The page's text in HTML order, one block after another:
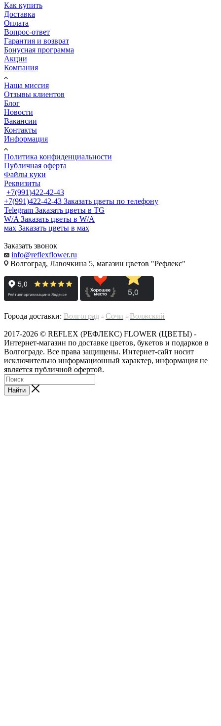
Как купить
Доставка
Оплата
Вопрос-ответ
Гарантия и возврат
Бонусная программа
Акции
Компания
Наша миссия
Отзывы клиентов
Блог
Новости
Вакансии
Контакты
Информация
Политика конфиденциальности
Публичная оферта
Файлы куки
Реквизиты
+7(991)422-42-43
+7(991)422-42-43 Заказать цветы по телефону
Telegram Заказать цветы в TG
W/A Заказать цветы в W/A
мах Заказать цветы в мах
Заказать звонок
info@reflexflower.ru
Волгоград, Лавочкина 5, магазин цветов "Рефлекс"
Города доставки: Волгоград - Сочи - Волжский
2017-2026 © REFLEX (РЕФЛЕКС) FLOWER (ЦВЕТЫ) -
Интернет-магазин по доставке цветов, букетов и подарков в
Волгограде. Все права защищены. Интернет-сайт носит
исключительно информационный характер, информация не
является публичной офертой.
Найти